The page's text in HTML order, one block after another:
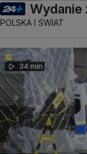
Wydanie
POLSKA I ŚWIAT
34 min